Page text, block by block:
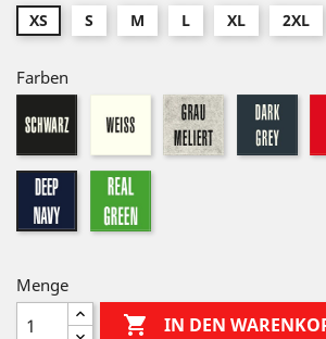
XS S M L XL 2XL
Farben
weiß graumeliert
dark-
navy
Menge
 IN DEN